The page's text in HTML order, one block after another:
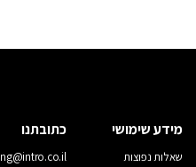
מידע שימושי
שאלות נפוצות
כתובתנו